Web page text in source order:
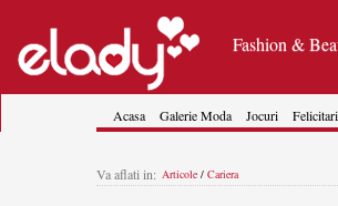
Fashion &
Acasa Galerie Moda Jocuri Felicitari
Va aflati in: Articole / Cariera